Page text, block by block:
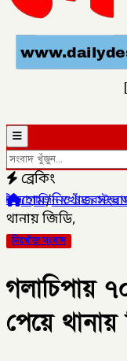
ব্রেকিং
১৪ রাউন্ড গুলিসহ যুবক
হোম/নিখোঁজ
থানায় জিডি,
নিখোঁজ সংবাদ
গলাচিপায়
পেয়ে থানায়